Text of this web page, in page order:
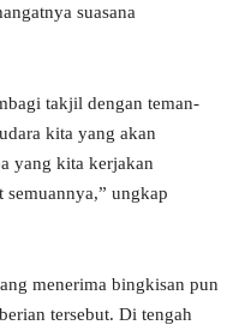
suasana
takjil dengan teman-
kita yang akan
yang kita kerjakan
semuannya,” ungkap
menerima bingkisan pun
tersebut. Di tengah